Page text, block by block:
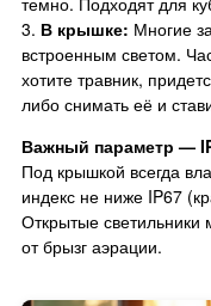
3. В крышке: Многие
встроенным светом.
хотите травник,
либо снимать её и
Важный параметр —
Под крышкой всегда
индекс не ниже IP67
Открытые светильники
от брызг аэрации.